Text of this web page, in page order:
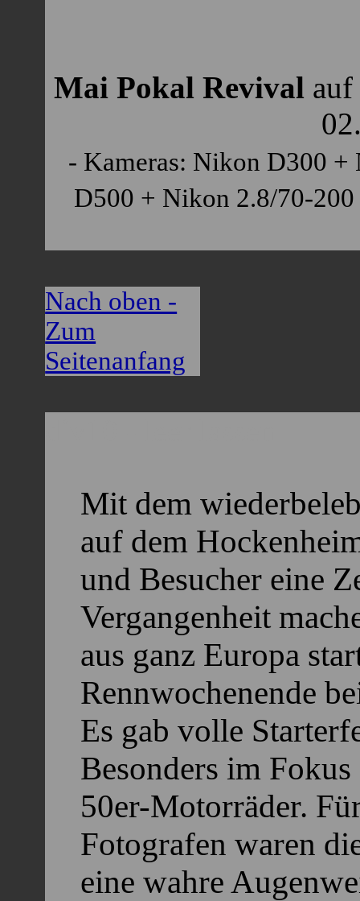
Mai Pokal Revival
- Kameras: Nikon D300
D500 + Nikon 2.8/70-
Nach oben -
Zum
Seitenanfang
Mit dem
auf dem
und Besucher eine
Vergangenheit
aus ganz Europa
Rennwochenende
Es gab volle
Besonders im
50er-Motorräder.
Fotografen waren
eine wahre